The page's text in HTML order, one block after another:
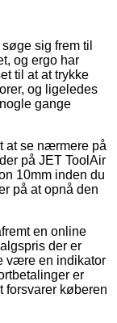
sig frem til
og ergo har
til at at trykke
og ligeledes
gange
at se nærmere på
på JET ToolAir
10mm inden du
på at opnå den
en online
der er
være en indikator
er
forsvarer køberen